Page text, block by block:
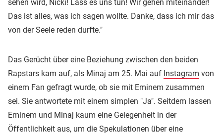
sehen wird, Nicki! Lass es uns tun! Wir gehen miteinander!
Das ist alles, was ich sagen wollte. Danke, dass ich mir das
von der Seele reden durfte."
Das Gerücht über eine Beziehung zwischen den beiden
Rapstars kam auf, als Minaj am 25. Mai auf Instagram von
einem Fan gefragt wurde, ob sie mit Eminem zusammen
sei. Sie antwortete mit einem simplen "Ja". Seitdem lassen
Eminem und Minaj kaum eine Gelegenheit in der
Öffentlichkeit aus, um die Spekulationen über eine